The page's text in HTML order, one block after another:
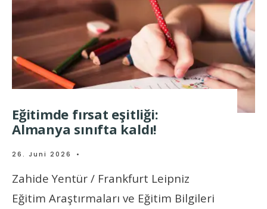
Eğitimde fırsat eşitliği:
Almanya sınıfta kaldı!
26. Juni 2026 •
Zahide Yentür / Frankfurt Leipniz
Eğitim Araştırmaları ve Eğitim Bilgileri